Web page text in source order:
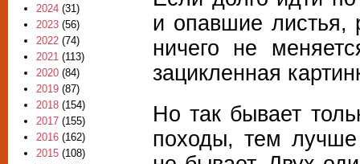
и опавшие листья,
ничего не
зацикленная
Но так бывает
походы, тем
2024 (31)
2023 (56)
2022 (74)
2021 (113)
2020 (84)
2019 (87)
2018 (154)
2017 (155)
2016 (162)
2015 (108)